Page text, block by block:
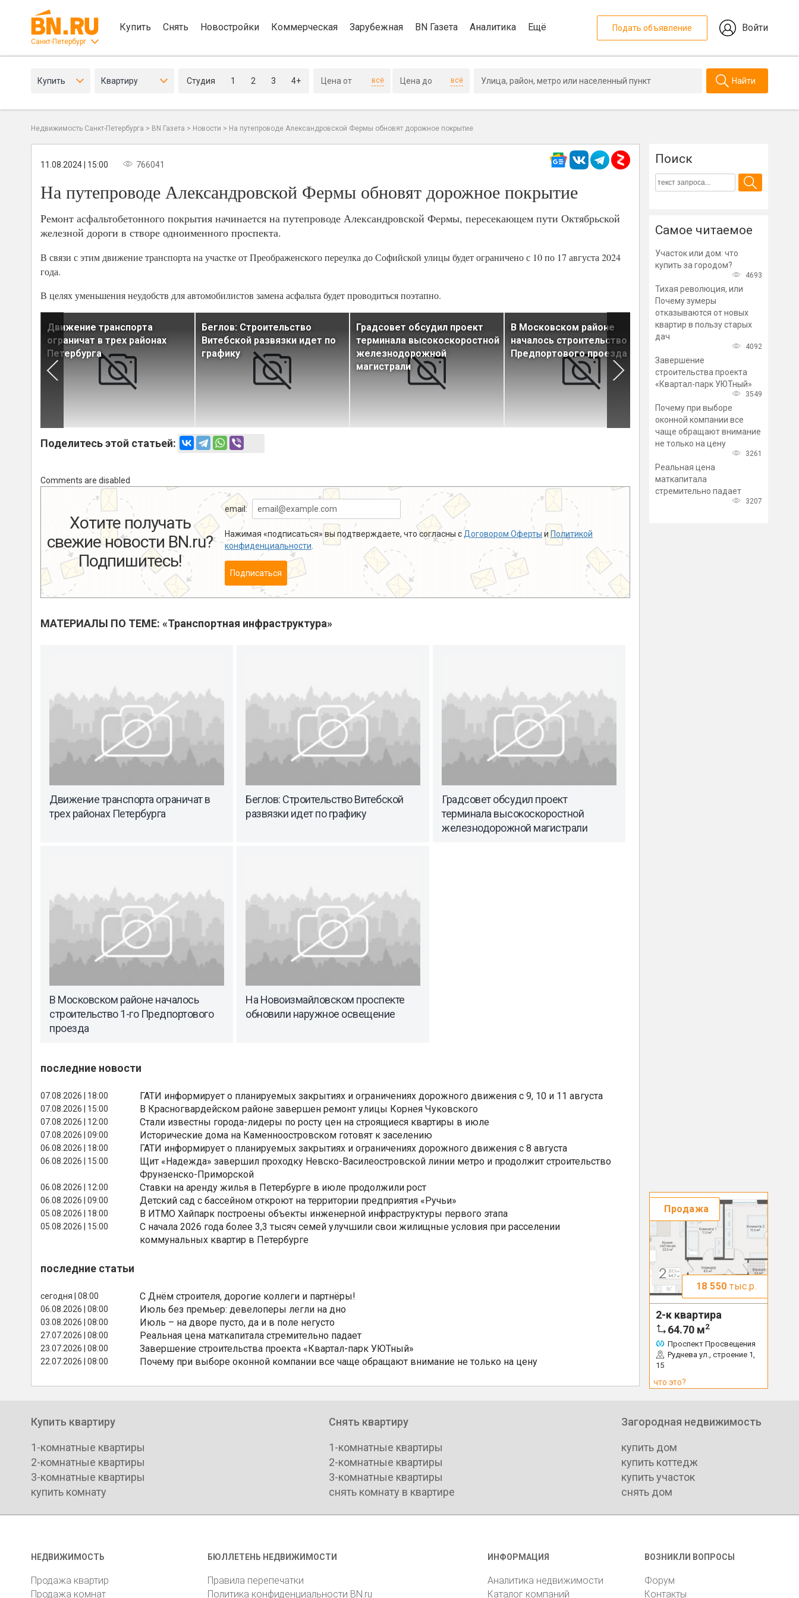
Санкт-Петербург
Купить Снять Новостройки Коммерческая Зарубежная BN Газета Аналитика Ещё Подать объявление Войти
Купить Квартиру Студия 1 2 3 4+ всё всё Найти
Недвижимость Санкт-Петербурга > BN Газета > Новости > На путепроводе Александровской Фермы обновят дорожное покрытие
11.08.2024 | 15:00 766041
На путепроводе Александровской Фермы обновят дорожное покрытие
Ремонт асфальтобетонного покрытия начинается на путепроводе Александровской Фермы, пересекающем пути Октябрьской
железной дороги в створе одноименного проспекта.
В связи с этим движение транспорта на участке от Преображенского переулка до Софийской улицы будет ограничено с 10 по 17 августа 2024
года.
В целях уменьшения неудобств для автомобилистов замена асфальта будет проводиться поэтапно.
Движение транспорта
ограничат в трех районах
Петербурга
Беглов: Строительство
Витебской развязки идет по
графику
Градсовет обсудил проект
терминала высокоскоростной
железнодорожной
магистрали
В Московском районе
началось строительство 1-го
Предпортового проезда
На Новоизмайловском
проспекте обновили
Поделитесь этой статьей:
Comments are disabled
Хотите получать
свежие новости BN.ru?
Подпишитесь!
email:
Нажимая «подписаться» вы подтверждаете, что согласны с Договором Оферты и Политикой
конфиденциальности
Подписаться
МАТЕРИАЛЫ ПО ТЕМЕ: «Транспортная инфраструктура»
Движение транспорта ограничат в
трех районах Петербурга
Беглов: Строительство Витебской
развязки идет по графику
Градсовет обсудил проект
терминала высокоскоростной
железнодорожной магистрали
В Московском районе началось
строительство 1-го Предпортового
проезда
На Новоизмайловском проспекте
обновили наружное освещение
последние новости
07.08.2026 | 18:00 ГАТИ информирует о планируемых закрытиях и ограничениях дорожного движения с 9, 10 и 11 августа
07.08.2026 | 15:00 В Красногвардейском районе завершен ремонт улицы Корнея Чуковского
07.08.2026 | 12:00 Стали известны города-лидеры по росту цен на строящиеся квартиры в июле
07.08.2026 | 09:00 Исторические дома на Каменноостровском готовят к заселению
06.08.2026 | 18:00 ГАТИ информирует о планируемых закрытиях и ограничениях дорожного движения с 8 августа
06.08.2026 | 15:00
Щит «Надежда» завершил проходку Невско-Василеостровской линии метро и продолжит строительство
Фрунзенско-Приморской
06.08.2026 | 12:00 Ставки на аренду жилья в Петербурге в июле продолжили рост
06.08.2026 | 09:00 Детский сад с бассейном откроют на территории предприятия «Ручьи»
05.08.2026 | 18:00 В ИТМО Хайпарк построены объекты инженерной инфраструктуры первого этапа
05.08.2026 | 15:00
С начала 2026 года более 3,3 тысяч семей улучшили свои жилищные условия при расселении
коммунальных квартир в Петербурге
последние статьи
сегодня | 08:00 С Днём строителя, дорогие коллеги и партнёры!
06.08.2026 | 08:00 Июль без премьер: девелоперы легли на дно
03.08.2026 | 08:00 Июль – на дворе пусто, да и в поле негусто
27.07.2026 | 08:00 Реальная цена маткапитала стремительно падает
23.07.2026 | 08:00 Завершение строительства проекта «Квартал-парк УЮТный»
22.07.2026 | 08:00 Почему при выборе оконной компании все чаще обращают внимание не только на цену
Поиск
Самое читаемое
Участок или дом: что
купить за городом?
4693
Тихая революция, или
Почему зумеры
отказываются от новых
квартир в пользу старых
дач
4092
Завершение
строительства проекта
«Квартал-парк УЮТный»
3549
Почему при выборе
оконной компании все
чаще обращают внимание
не только на цену
3261
Реальная цена
маткапитала
стремительно падает
3207
Продажа
18 550 тыс.р.
2-к квартира
64.70 м2
Проспект Просвещения
Руднева ул., строение 1,
15
что это?
Купить квартиру
1-комнатные квартиры
2-комнатные квартиры
3-комнатные квартиры
купить комнату
Снять квартиру
1-комнатные квартиры
2-комнатные квартиры
3-комнатные квартиры
снять комнату в квартире
Загородная недвижимость
купить дом
купить коттедж
купить участок
снять дом
НЕДВИЖИМОСТЬ
Продажа квартир
Продажа комнат
БЮЛЛЕТЕНЬ НЕДВИЖИМОСТИ
Правила перепечатки
Политика конфиденциальности BN.ru
ИНФОРМАЦИЯ
Аналитика недвижимости
Каталог компаний
ВОЗНИКЛИ ВОПРОСЫ
Форум
Контакты